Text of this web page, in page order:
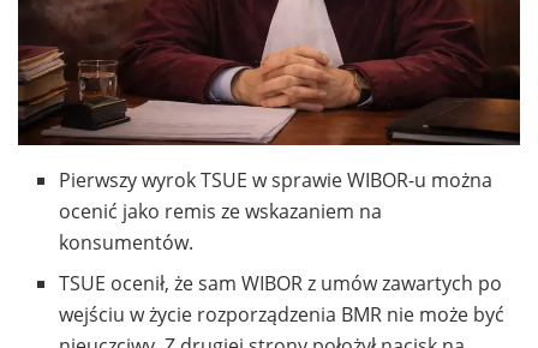
Pierwszy wyrok TSUE w sprawie WIBOR-u można
ocenić jako remis ze wskazaniem na
konsumentów.
TSUE ocenił, że sam WIBOR z umów zawartych po
wejściu w życie rozporządzenia BMR nie może być